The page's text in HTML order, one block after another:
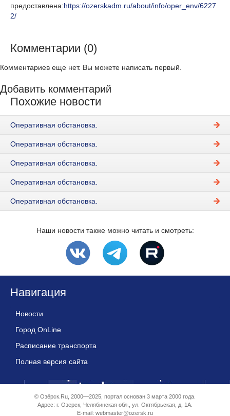
предоставлена:https://ozerskadm.ru/about/info/oper_env/6227
2/
Комментарии (0)
Комментариев еще нет. Вы можете написать первый.
Добавить комментарий
Похожие новости
Оперативная обстановка.
Оперативная обстановка.
Оперативная обстановка.
Оперативная обстановка.
Оперативная обстановка.
Наши новости также можно читать и смотреть:
Навигация
Новости
Город OnLine
Расписание транспорта
Полная версия сайта
© Озёрск.Ru, 2000—2025, портал основан 3 марта 2000 года.
Адрес: г. Озерск, Челябинская обл., ул. Октябрьская, д. 1А.
E-mail: webmaster@ozersk.ru